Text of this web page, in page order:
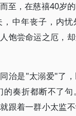
至，在慈禧40岁
中年丧子，内忧
饱尝命运之厄，
治是"太溺爱"了
的奏折都断不了句
跟着一群小太监